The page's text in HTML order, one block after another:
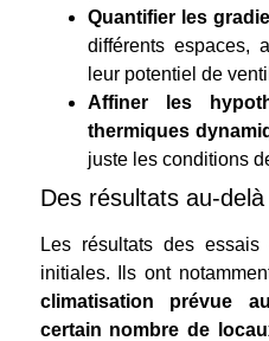
Quantifier les
différents espaces,
leur potentiel de
Affiner les
thermiques
juste les conditions
Des résultats au-
Les résultats des
initiales. Ils ont
climatisation prévue
certain nombre de